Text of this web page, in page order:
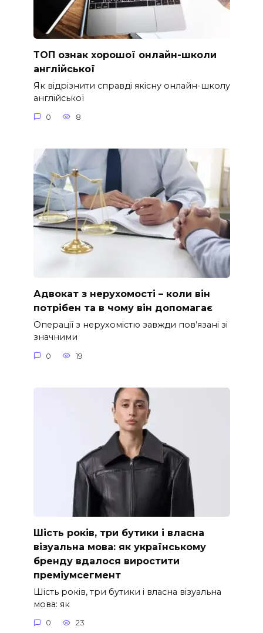
ТОП ознак хорошої онлайн-школи
англійської
Як відрізнити справді якісну онлайн-школу
англійської
0 8
Адвокат з нерухомості – коли він
потрібен та в чому він допомагає
Операції з нерухомістю завжди пов’язані зі
значними
0 19
Шість років, три бутики і власна
візуальна мова: як українському
бренду вдалося виростити
преміумсегмент
Шість років, три бутики і власна візуальна
мова: як
0 23